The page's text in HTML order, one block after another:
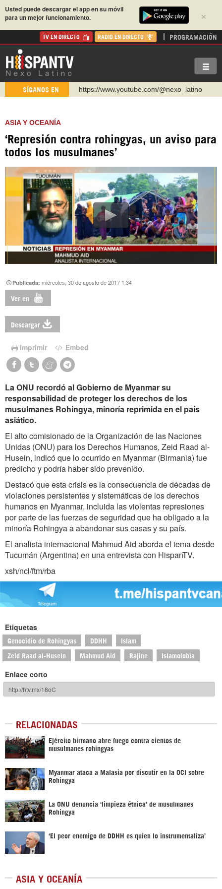
×
Usted puede descargar el app en su móvil
para un mejor funcionamiento.
TV EN DIRECTO RADIO EN DIRECTO PROGRAMACIÓN
SÍGANOS EN
https://www.youtube.com/@nexo_latino
https://urmedium.com/c/hispantv
WhatsApp y Viber: +98 921 79 29 404
https://www.facebook.com/Nexolatino.Canal
ASIA Y OCEANÍA
‘Represión contra rohingyas, un aviso para
todos los musulmanes’
Publicada:miércoles, 30 de agosto de 2017 1:34
Ver en
Descargar
Imprimir Embed
La ONU recordó al Gobierno de Myanmar su
responsabilidad de proteger los derechos de los
musulmanes Rohingya, minoría reprimida en el país
asiático.
El alto comisionado de la Organización de las Naciones
Unidas (ONU) para los Derechos Humanos, Zeid Raad al-
Husein, indicó que lo ocurrido en Myanmar (Birmania) fue
predicho y podría haber sido prevenido.
Destacó que esta crisis es la consecuencia de décadas de
violaciones persistentes y sistemáticas de los derechos
humanos en Myanmar, incluida las violentas represiones
por parte de las fuerzas de seguridad que ha obligado a la
minoría Rohingya a abandonar sus casas y su país.
El analista internacional Mahmud Aid aborda el tema desde
Tucumán (Argentina) en una entrevista con HispanTV.
xsh/ncl/ftm/rba
Etiquetas
Genocidio de Rohingyas DDHH Islam
Zeid Raad al-Husein Mahmud Aid Rajine Islamofobia
Enlace corto
RELACIONADAS
Ejército birmano abre fuego contra cientos de
musulmanes rohingyas
Myanmar ataca a Malasia por discutir en la OCI sobre
Rohingya
La ONU denuncia ‘limpieza étnica’ de musulmanes
Rohingya
‘El peor enemigo de DDHH es quien lo instrumentaliza’
ASIA Y OCEANÍA